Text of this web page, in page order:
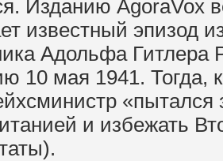
Изданию AgoraVox
известный эпизод
Адольфа Гитлера
10 мая 1941. Тогда,
и избежать